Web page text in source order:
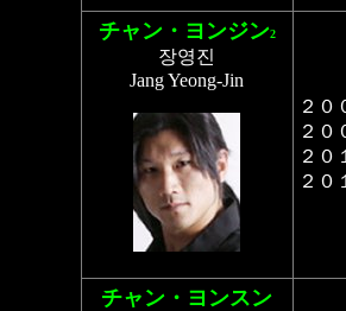
チャン・ヨンジン2
장영진
Jang Yeong-Jin
２０
２０
２０
２０
チャン・ヨンスン